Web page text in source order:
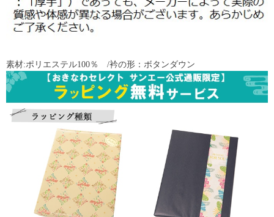
素材:ポリエステル100％ /衿の形：ボタンダウン